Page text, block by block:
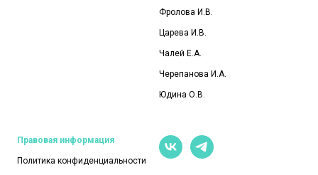
Фролова И.О
Фролова И.В.
Чалей Е.А.
Правовая информация